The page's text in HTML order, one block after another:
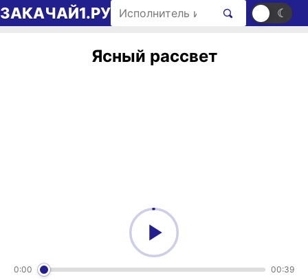
Перейти к содержимому
ЗАКАЧАЙ1.РУ Поиск рингтонов ☀ ☾
Ясный рассвет
0:00 00:39